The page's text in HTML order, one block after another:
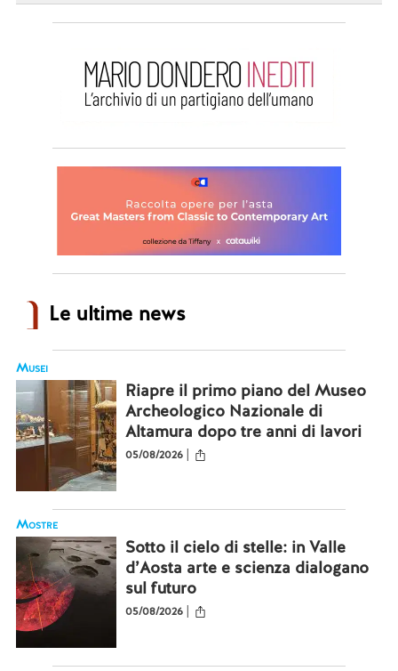
Le ultime news
Musei
Riapre il primo piano del Museo
Archeologico Nazionale di
Altamura dopo tre anni di lavori
05/08/2026|
Mostre
Sotto il cielo di stelle: in Valle
d’Aosta arte e scienza dialogano
sul futuro
05/08/2026|